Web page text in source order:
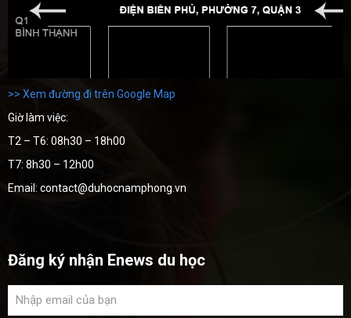
>> Xem đường đi trên Google Map
Giờ làm việc:
T2 – T6: 08h30 – 18h00
T7: 8h30 – 12h00
Email: contact@duhocnamphong.vn
Đăng ký nhận Enews du học